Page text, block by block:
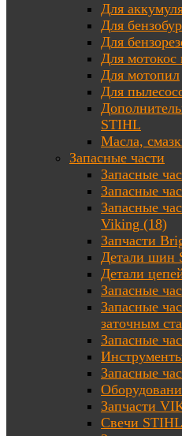
Для
Для
Для
Для мотокос
Для мотопил
Для
STIHL
Масла,
Запасные части
Запасные
Запасные
Запасные
Viking (18)
Запчасти
Детали шин
Детали
Запасные
Запасные
заточным
Запасные
Запасные
Запчасти
Свечи